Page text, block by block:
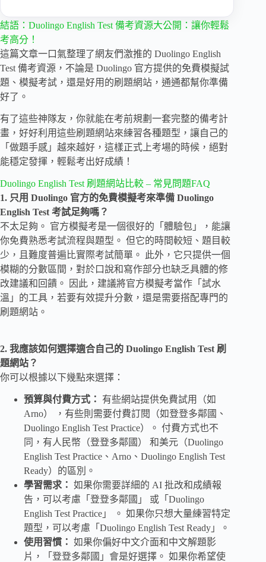
結語：Duolingo English Test 備考資源大公開：讓你輕鬆
考高分！
這篇文章一口氣整理了網友們激推的 Duolingo English
Test 備考資源，不論是 Duolingo 官方提供的免費模擬試
題、模擬考試，還是好用的刷題網站，通通都幫你準備
好了。
有了這些神隊友，你就能在考前規劃一套完整的備考計
畫，好好利用這些刷題網站來練習各種題型，讓自己的
「做題手感」越來越好，這樣正式上考場的時候，絕對
能穩定發揮，輕鬆考出好成績！
Duolingo English Test 刷題網站比較 – 常見問題FAQ
1. 只用 Duolingo 官方的免費模擬考來準備 Duolingo
English Test 考試足夠嗎？
不太足夠。 官方模擬考是一個很好的「體驗包」，能讓
你免費熟悉考試流程與題型。 但它的時間較短、題目較
少，且難度普遍比實際考試簡單。 此外，它只提供一個
模糊的分數區間，對於口說和寫作部分也缺乏具體的修
改建議和回饋。 因此，建議將官方模擬考當作「試水
溫」的工具，若要有效提升分數，還是需要搭配專門的
刷題網站。
2. 我應該如何選擇適合自己的 Duolingo English Test 刷
題網站？
你可以根據以下幾點來選擇：
預算與付費方式：
有些網站提供免費試用（如
Arno） ，有些則需要付費訂閱（如登登多鄰國、
Duolingo English Test Practice）。 付費方式也不
同，有人民幣（登登多鄰國） 和美元（Duolingo
English Test Practice、Arno、Duolingo English Test
Ready）的區別。
學習需求： 如果你需要詳細的 AI 批改和成績報
告，可以考慮「登登多鄰國」 或「Duolingo
English Test Practice」 。 如果你只想大量練習特定
題型，可以考慮「Duolingo English Test Ready」。
使用習慣： 如果你偏好中文介面和中文解題影
片，「登登多鄰國」會是好選擇。 如果你希望使